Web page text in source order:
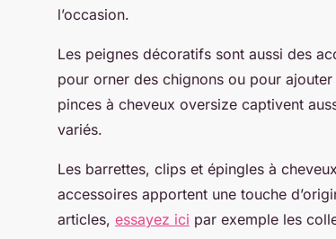
l’occasion.
Les peignes décoratifs sont aussi des
pour orner des chignons ou pour
pinces à cheveux oversize captivent
variés.
Les barrettes, clips et épingles à
accessoires apportent une touche
articles, essayez ici par exemple les